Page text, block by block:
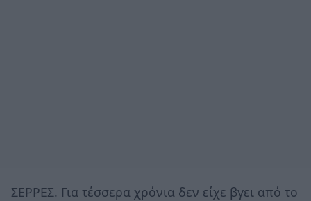
ΣΕΡΡΕΣ. Για τέσσερα χρόνια δεν είχε βγει από το